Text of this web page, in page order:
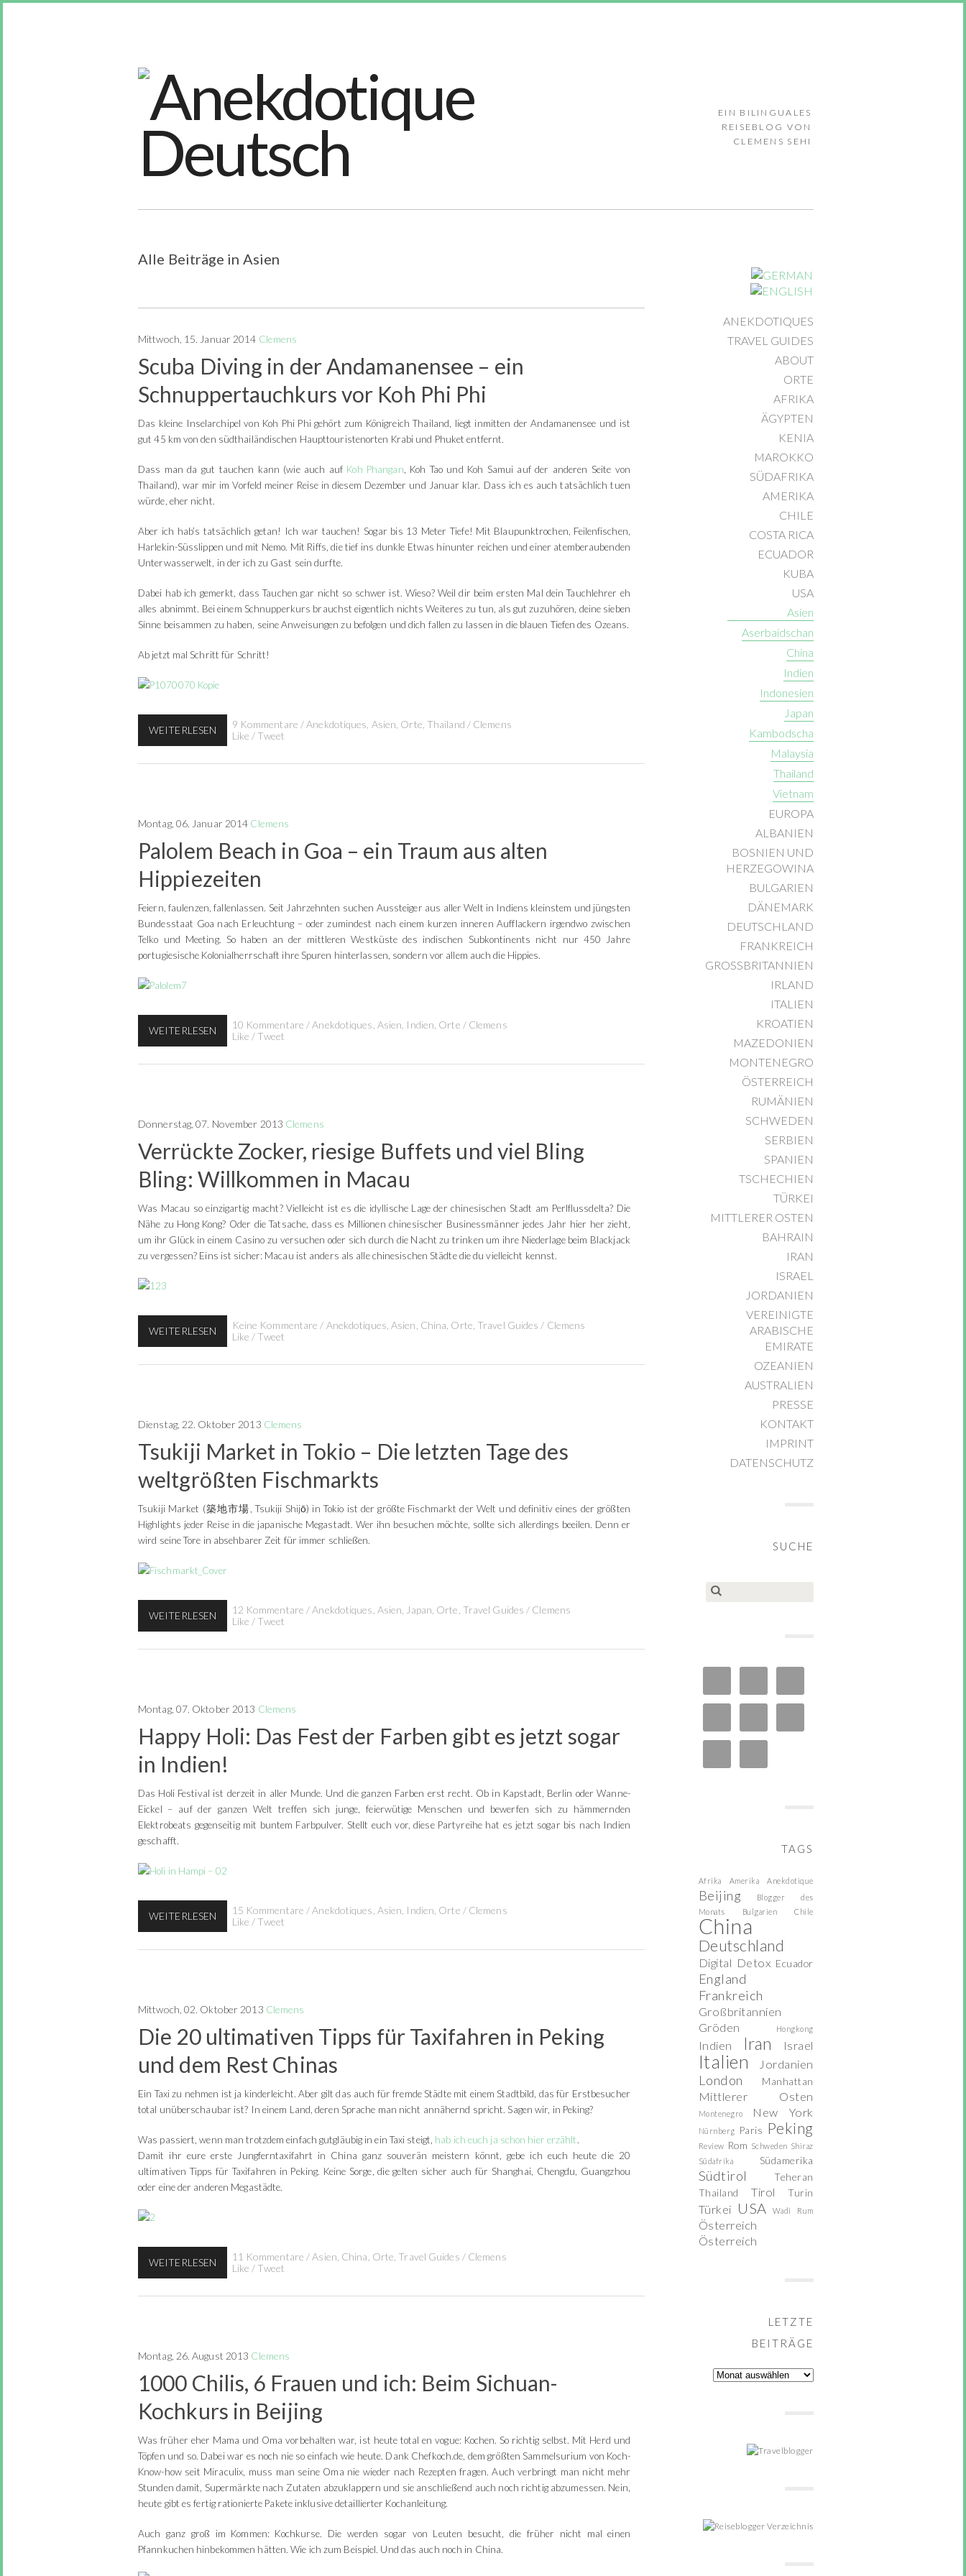
EIN BILINGUALES
REISEBLOG VON
CLEMENS SEHI
Alle Beiträge in Asien
Mittwoch, 15. Januar 2014 Clemens
Scuba Diving in der Andamanensee – ein
Schnuppertauchkurs vor Koh Phi Phi
Das kleine Inselarchipel von Koh Phi Phi gehört zum Königreich Thailand, liegt inmitten der Andamanensee und ist
gut 45 km von den südthailändischen Haupttouristenorten Krabi und Phuket entfernt.
Dass man da gut tauchen kann (wie auch auf Koh Phangan , Koh Tao und Koh Samui auf der anderen Seite von
Thailand), war mir im Vorfeld meiner Reise in diesem Dezember und Januar klar. Dass ich es auch tatsächlich tuen
würde, eher nicht.
Aber ich hab’s tatsächlich getan! Ich war tauchen! Sogar bis 13 Meter Tiefe! Mit Blaupunktrochen, Feilenfischen,
Harlekin-Süsslippen und mit Nemo. Mit Riffs, die tief ins dunkle Etwas hinunter reichen und einer atemberaubenden
Unterwasserwelt, in der ich zu Gast sein durfte.
Dabei hab ich gemerkt, dass Tauchen gar nicht so schwer ist. Wieso? Weil dir beim ersten Mal dein Tauchlehrer eh
alles abnimmt. Bei einem Schnupperkurs brauchst eigentlich nichts Weiteres zu tun, als gut zuzuhören, deine sieben
Sinne beisammen zu haben, seine Anweisungen zu befolgen und dich fallen zu lassen in die blauen Tiefen des Ozeans.
Ab jetzt mal Schritt für Schritt!
WEITERLESEN 9 Kommentare /Anekdotiques Asien Orte Thailand / Clemens
Like / Tweet
Montag, 06. Januar 2014 Clemens
Palolem Beach in Goa – ein Traum aus alten
Hippiezeiten
Feiern, faulenzen, fallenlassen. Seit Jahrzehnten suchen Aussteiger aus aller Welt in Indiens kleinstem und jüngsten
Bundesstaat Goa nach Erleuchtung – oder zumindest nach einem kurzen inneren Aufflackern irgendwo zwischen
Telko und Meeting. So haben an der mittleren Westküste des indischen Subkontinents nicht nur 450 Jahre
portugiesische Kolonialherrschaft ihre Spuren hinterlassen, sondern vor allem auch die Hippies.
WEITERLESEN 10 Kommentare /Anekdotiques Asien Indien Orte / Clemens
Like / Tweet
Donnerstag, 07. November 2013 Clemens
Verrückte Zocker, riesige Buffets und viel Bling
Bling: Willkommen in Macau
Was Macau so einzigartig macht? Vielleicht ist es die idyllische Lage der chinesischen Stadt am Perlflussdelta? Die
Nähe zu Hong Kong? Oder die Tatsache, dass es Millionen chinesischer Businessmänner jedes Jahr hier her zieht,
um ihr Glück in einem Casino zu versuchen oder sich durch die Nacht zu trinken um ihre Niederlage beim Blackjack
zu vergessen? Eins ist sicher: Macau ist anders als alle chinesischen Städte die du vielleicht kennst.
WEITERLESEN Keine Kommentare / Anekdotiques ,Asien China Orte Travel Guides / Clemens
Like / Tweet
Dienstag, 22. Oktober 2013 Clemens
Tsukiji Market in Tokio – Die letzten Tage des
weltgrößten Fischmarkts
Tsukiji Market (築地市場, Tsukiji Shijō) in Tokio ist der größte Fischmarkt der Welt und definitiv eines der größten
Highlights jeder Reise in die japanische Megastadt. Wer ihn besuchen möchte, sollte sich allerdings beeilen. Denn er
wird seine Tore in absehbarer Zeit für immer schließen.
WEITERLESEN 12 Kommentare /Anekdotiques Asien Japan Orte Travel Guides / Clemens
Like / Tweet
Montag, 07. Oktober 2013 Clemens
Happy Holi: Das Fest der Farben gibt es jetzt sogar
in Indien!
Das Holi Festival ist derzeit in aller Munde. Und die ganzen Farben erst recht. Ob in Kapstadt, Berlin oder Wanne-
Eickel – auf der ganzen Welt treffen sich junge, feierwütige Menschen und bewerfen sich zu hämmernden
Elektrobeats gegenseitig mit buntem Farbpulver. Stellt euch vor, diese Partyreihe hat es jetzt sogar bis nach Indien
geschafft.
WEITERLESEN 15 Kommentare /Anekdotiques Asien Indien Orte / Clemens
Like / Tweet
Mittwoch, 02. Oktober 2013 Clemens
Die 20 ultimativen Tipps für Taxifahren in Peking
und dem Rest Chinas
Ein Taxi zu nehmen ist ja kinderleicht. Aber gilt das auch für fremde Städte mit einem Stadtbild, das für Erstbesucher
total unüberschaubar ist? In einem Land, deren Sprache man nicht annähernd spricht. Sagen wir, in Peking?
Was passiert, wenn man trotzdem einfach gutgläubig in ein Taxi steigt, hab ich euch ja schon hier erzählt.
Damit ihr eure erste Jungferntaxifahrt in China ganz souverän meistern könnt, gebe ich euch heute die 20
ultimativen Tipps für Taxifahren in Peking. Keine Sorge, die gelten sicher auch für Shanghai, Chengdu, Guangzhou
oder eine der anderen Megastädte.
WEITERLESEN 11 Kommentare /Asien China Orte Travel Guides / Clemens
Like / Tweet
Montag, 26. August 2013 Clemens
1000 Chilis, 6 Frauen und ich: Beim Sichuan-
Kochkurs in Beijing
Was früher eher Mama und Oma vorbehalten war, ist heute total en vogue: Kochen. So richtig selbst. Mit Herd und
Töpfen und so. Dabei war es noch nie so einfach wie heute. Dank Chefkoch.de, dem größten Sammelsurium von Koch-
Know-how seit Miraculix, muss man seine Oma nie wieder nach Rezepten fragen. Auch verbringt man nicht mehr
Stunden damit, Supermärkte nach Zutaten abzuklappern und sie anschließend auch noch richtig abzumessen. Nein,
heute gibt es fertig rationierte Pakete inklusive detaillierter Kochanleitung.
Auch ganz groß im Kommen: Kochkurse. Die werden sogar von Leuten besucht, die früher nicht mal einen
Pfannkuchen hinbekommen hätten. Wie ich zum Beispiel. Und das auch noch in China.
ANEKDOTIQUES
TRAVEL GUIDES
ABOUT
ORTE
AFRIKA
ÄGYPTEN
KENIA
MAROKKO
SÜDAFRIKA
AMERIKA
CHILE
COSTA RICA
ECUADOR
KUBA
USA
Asien
Aserbaidschan
China
Indien
Indonesien
Japan
Kambodscha
Malaysia
Thailand
Vietnam
EUROPA
ALBANIEN
BOSNIEN UND
HERZEGOWINA
BULGARIEN
DÄNEMARK
DEUTSCHLAND
FRANKREICH
GROSSBRITANNIEN
IRLAND
ITALIEN
KROATIEN
MAZEDONIEN
MONTENEGRO
ÖSTERREICH
RUMÄNIEN
SCHWEDEN
SERBIEN
SPANIEN
TSCHECHIEN
TÜRKEI
MITTLERER OSTEN
BAHRAIN
IRAN
ISRAEL
JORDANIEN
VEREINIGTE
ARABISCHE
EMIRATE
OZEANIEN
AUSTRALIEN
PRESSE
KONTAKT
IMPRINT
DATENSCHUTZ
SUCHE
TAGS
Afrika Amerika Anekdotique
Beijing
Blogger des
Monats
Bulgarien Chile
China
Deutschland
Digital Detox Ecuador
England
Frankreich
Großbritannien
Gröden
Hongkong
Indien Iran Israel
Italien Jordanien
London Manhattan
Mittlerer Osten
Montenegro New York
Nürnberg Paris Peking
Review Rom Schweden Shiraz
Südafrika
Südamerika
Südtirol
Teheran
Thailand
Tirol Turin
Türkei USA Wadi Rum
Österreich
Österreich
LETZTE
BEITRÄGE